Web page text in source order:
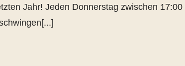
Jahr! Jeden Donnerstag zwischen